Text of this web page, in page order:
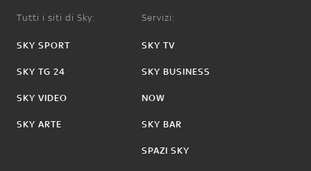
Tutti i siti di Sky:
SKY SPORT
SKY TG 24
SKY VIDEO
SKY ARTE
Servizi:
SKY TV
SKY BUSINESS
NOW
SKY BAR
SPAZI SKY